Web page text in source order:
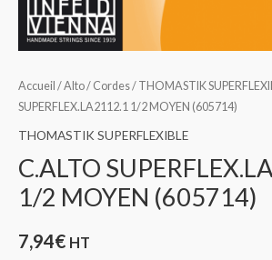
Accueil /Alto/ Cordes/ THOMASTIK
SUPERFLEX.LA2112.1 1/2 MOYEN (605714)
THOMASTIK SUPERFLEXIBLE
C.ALTO
1/2 MOYEN (605714)
7,94€ HT